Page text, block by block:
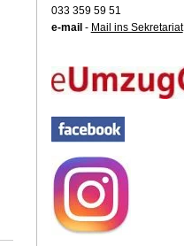
033 359 59 51
e-mail - Mail ins Sekretariat